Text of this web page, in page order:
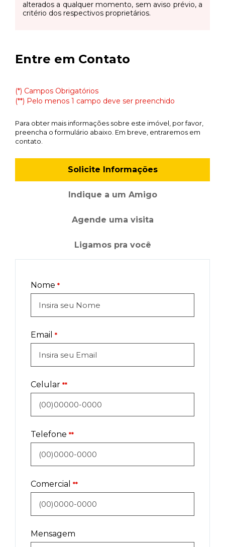
alterados a qualquer momento, sem aviso prévio, a
critério dos respectivos proprietários.
Entre em Contato
(*) Campos Obrigatórios
(**) Pelo menos 1 campo deve ser preenchido
Para obter mais informações sobre este imóvel, por favor,
preencha o formulário abaixo. Em breve, entraremos em
contato.
Solicite Informações
Indique a um Amigo
Agende uma visita
Ligamos pra você
Nome *
Email *
Celular **
Telefone **
Comercial **
Mensagem